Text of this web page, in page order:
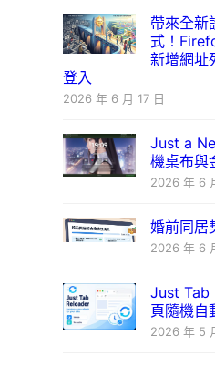
帶來全新
式！
新增網址
登入
2026 年 6 月 17 日
Just a
機桌布與
2026 年 6
婚前同居
2026 年 6
Just Tab
頁隨機自
2026 年 5